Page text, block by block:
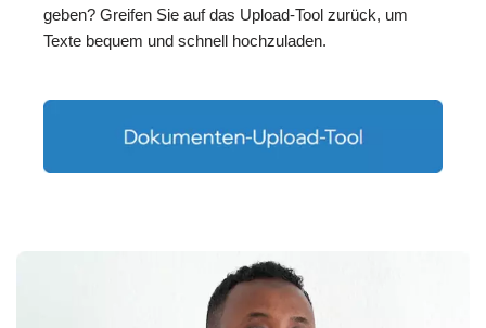
geben? Greifen Sie auf das Upload-Tool zurück, um
Texte bequem und schnell hochzuladen.